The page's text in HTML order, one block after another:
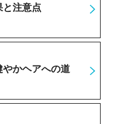
と注意点
かヘアへの道